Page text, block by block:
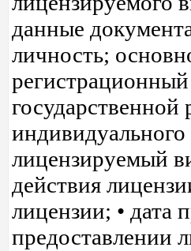
данные
личность;
государственной
лицензируемый
действия
лицензии; • дата
предоставлении